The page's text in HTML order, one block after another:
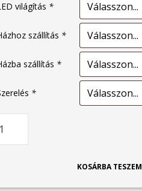
világítás *
szállítás *
szállítás *
*
KOSÁRBA TESZEM